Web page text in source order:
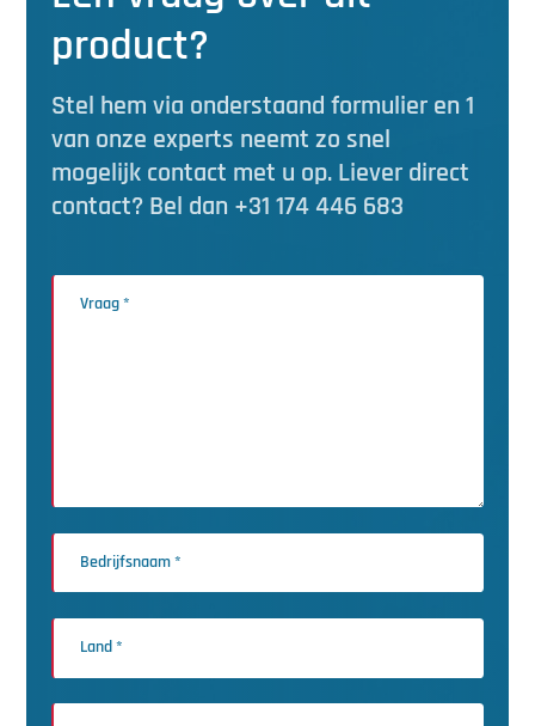
product?
Stel hem via onderstaand formulier en 1
van onze experts neemt zo snel
mogelijk contact met u op. Liever direct
contact? Bel dan +31 174 446 683